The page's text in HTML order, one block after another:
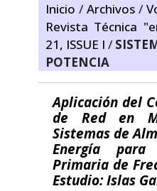
Inicio / Archivos /
Revista Técnica
21, ISSUE I /
POTENCIA
Aplicación del
de Red en
Sistemas de
Energía para
Primaria de
Estudio: Islas